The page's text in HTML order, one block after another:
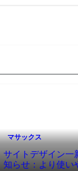
マサックス
サイトデザイン一
知らせ：より使い